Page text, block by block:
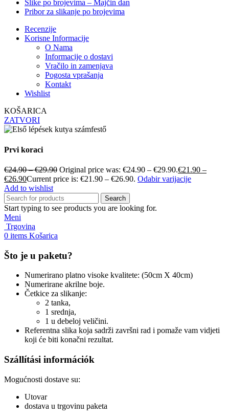
Slike po brojevima – Majčin dan
Pribor za slikanje po brojevima
Recenzije
Korisne Informacije
O Nama
Informacije o dostavi
Vračilo in zamenjava
Pogosta vprašanja
Kontakt
Wishlist
KOŠARICA
ZATVORI
Prvi koraci
€24.90–€29.90 Original price was: €24.90 – €29.90.€21.90 –
€26.90Current price is: €21.90 – €26.90. Odabir varijacije
Add to wishlist
Search
Start typing to see products you are looking for.
Meni
Trgovina
0 items Košarica
Što je u paketu?
Numerirano platno visoke kvalitete: (50cm X 40cm)
Numerirane akrilne boje.
Četkice za slikanje:
2 tanka,
1 srednja,
1 u debeloj veličini.
Referentna slika koja sadrži završni rad i pomaže vam vidjeti
koji će biti konačni rezultat.
Szállítási információk
Mogućnosti dostave su:
Utovar
dostava u trgovinu paketa